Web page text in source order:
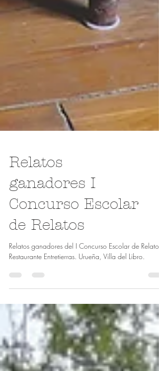
Relatos
ganadores I
Concurso Escolar
de Relatos
Restaurante Entretierras. Urueña, Villa del Libro.